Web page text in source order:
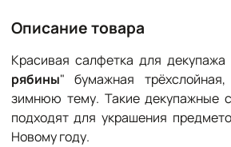
Описание товара
Красивая салфетка для декупажа
рябины" бумажная
зимнюю тему. Такие декупажные
подходят для украшения
Новому году.